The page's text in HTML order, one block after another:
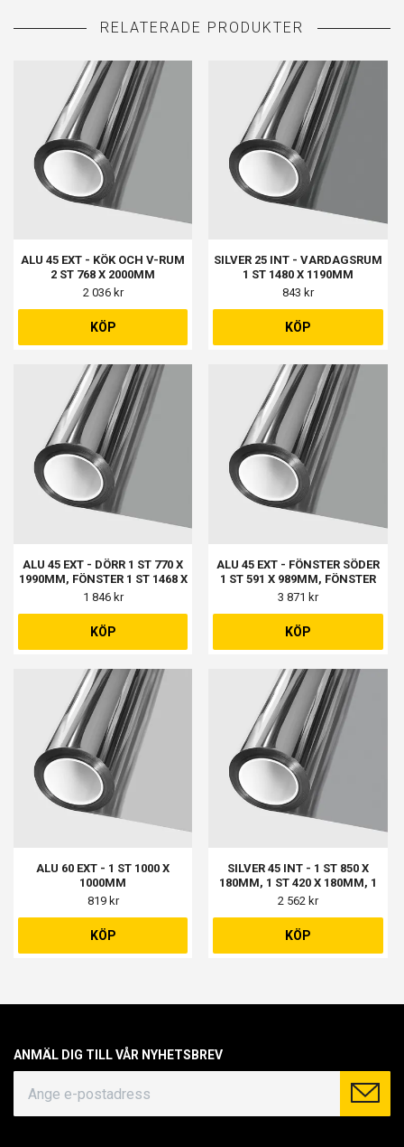
ALU 45 EXT - KÖK OCH V-RUM
2 ST 768 X 2000MM
2 036 kr
KÖP
SILVER 25 INT - VARDAGSRUM
1 ST 1480 X 1190MM
843 kr
KÖP
ALU 45 EXT - DÖRR 1 ST 770 X
1990MM, FÖNSTER 1 ST 1468 X
1468MM
1 846 kr
KÖP
ALU 45 EXT - FÖNSTER SÖDER
1 ST 591 X 989MM, FÖNSTER
VÄSTER 3 ST 970 X 1088MM,
403MM, FÖNSTER NORR 1 ST
671 X 1068MM,
TVÄTTSTUGAN 1 ST 668 X
3 871 kr
KÖP
ALU 60 EXT - 1 ST 1000 X
1000MM
819 kr
KÖP
SILVER 45 INT - 1 ST 850 X
180MM, 1 ST 420 X 180MM, 1
ST 550 X 180MM, 1 ST 340 X
2 562 kr
KÖP
ANMÄL DIG TILL VÅR NYHETSBREV